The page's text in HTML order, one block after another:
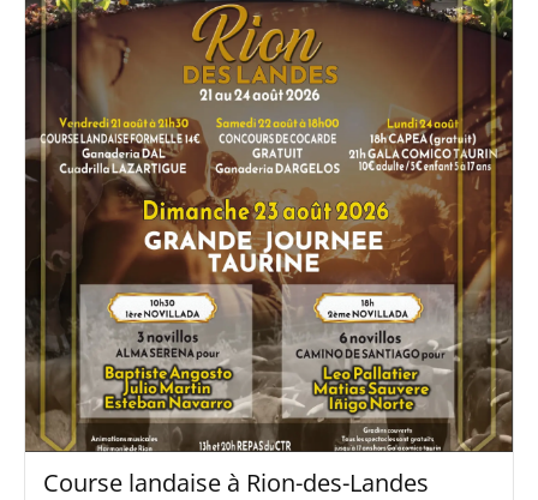
Course landaise à Rion-des-Landes